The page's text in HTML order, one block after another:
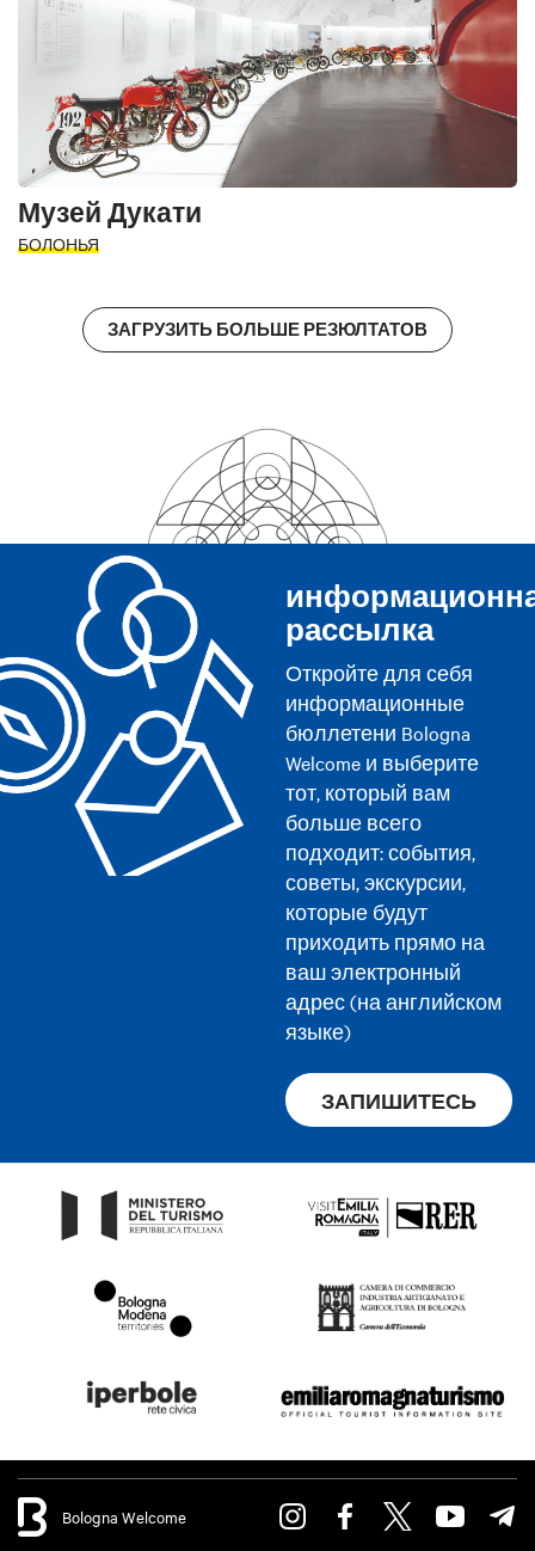
Музей Дукати
БОЛОНЬЯ
ЗАГРУЗИТЬ БОЛЬШЕ РЕЗЮЛТАТОВ
рассылка
Откройте для себя
информационные
бюллетени Bologna
Welcome и выберите
тот, который вам
больше всего
подходит: события,
советы, экскурсии,
которые будут
приходить прямо на
ваш электронный
адрес (на английском
языке)
ЗАПИШИТЕСЬ
Bologna Welcome